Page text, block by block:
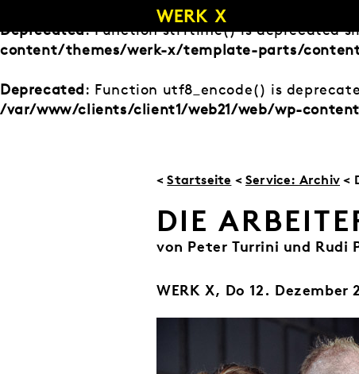
Inhalt
springen
Deprecated: Function strftime() is deprecated
content/themes/werk-x/template-parts/
Deprecated: Function utf8_encode() is
/var/www/clients/client1/web21/web/wp-
<Startseite <Service: Archiv <
DIE
von Peter Turrini und Rudi
WERK X, Do 12. Dezember